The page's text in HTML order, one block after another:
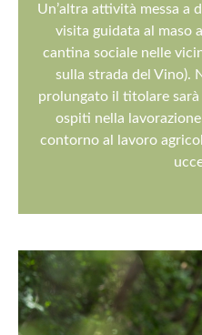
Un’altra attività messa a
visita guidata al maso
cantina sociale nelle
sulla strada del Vino).
prolungato il titolare
ospiti nella
contorno al lavoro